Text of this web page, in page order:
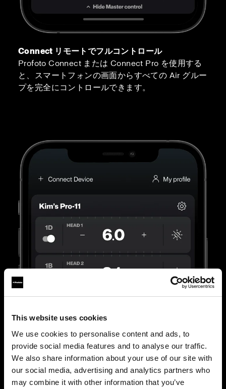
This website uses cookies
We use cookies to personalise content and ads, to
provide social media features and to analyse our traffic.
We also share information about your use of our site with
our social media, advertising and analytics partners who
may combine it with other information that you’ve
Connect リモートでフルコントロール
Profoto Connect または Connect Pro を使用する
と、スマートフォンの画面からすべての Air グルー
プを完全にコントロールできます。